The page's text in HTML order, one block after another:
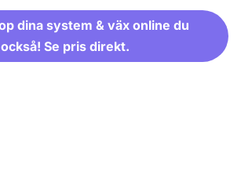
dina system & väx online du
också! Se pris direkt.